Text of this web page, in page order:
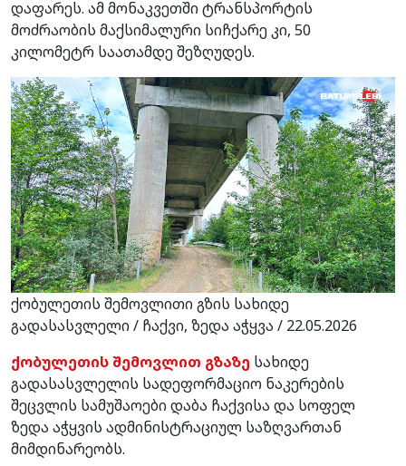
დაფარეს. ამ მონაკვეთში ტრანსპორტის
მოძრაობის მაქსიმალური სიჩქარე კი, 50
კილომეტრ საათამდე შეზღუდეს.
ქობულეთის შემოვლითი გზის სახიდე
გადასასვლელი / ჩაქვი, ზედა აჭყვა / 22.05.2026
ქობულეთის შემოვლით გზაზე სახიდე
გადასასვლელის სადეფორმაციო ნაკერების
შეცვლის სამუშაოები დაბა ჩაქვისა და სოფელ
ზედა აჭყვის ადმინისტრაციულ საზღვართან
მიმდინარეობს.